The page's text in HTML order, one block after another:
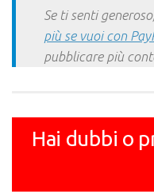
Se ti senti generoso,
più se vuoi con
pubblicare più
Hai dubbi o